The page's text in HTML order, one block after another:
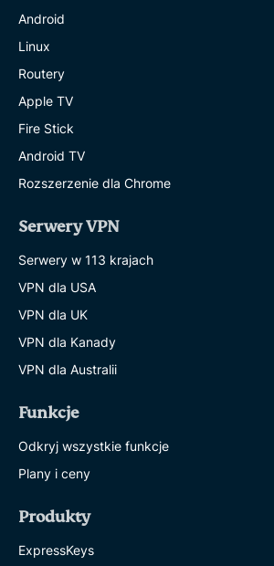
Android
Linux
Routery
Apple TV
Fire Stick
Android TV
Rozszerzenie dla Chrome
Serwery VPN
Serwery w 113 krajach
VPN dla USA
VPN dla UK
VPN dla Kanady
VPN dla Australii
Funkcje
Odkryj wszystkie funkcje
Plany i ceny
Produkty
ExpressKeys